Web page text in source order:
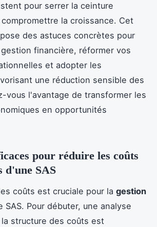
pour serrer la ceinture
la croissance. Cet
des astuces concrètes pour
financière, réformer vos
et adopter les
une réduction sensible des
vous l'avantage de transformer les
en opportunités
pour réduire les coûts
d'une SAS
coûts est cruciale pour la gestion
SAS. Pour débuter, une analyse
structure des coûts est